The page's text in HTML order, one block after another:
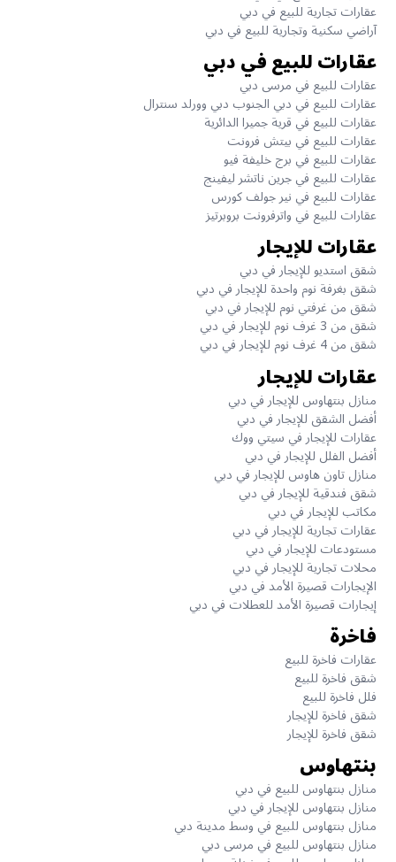
عقارات تجارية للبيع في دبي
آراضي سكنية وتجارية للبيع في دبي
عقارات للبيع في دبي
عقارات للبيع في مرسى دبي
عقارات للبيع في دبي الجنوب دبي وورلد سنترال
عقارات للبيع في قرية جميرا الدائرية
عقارات للبيع في بيتش فرونت
عقارات للبيع في برج خليفة فيو
عقارات للبيع في جرين ناتشر ليفينج
عقارات للبيع في نير جولف كورس
عقارات للبيع في واترفرونت بروبرتيز
عقارات للإيجار
شقق استديو للإيجار في دبي
شقق بغرفة نوم واحدة للإيجار في دبي
شقق من غرفتي نوم للإيجار في دبي
شقق من 3 غرف نوم للإيجار في دبي
شقق من 4 غرف نوم للإيجار في دبي
عقارات للإيجار
منازل بنتهاوس للإيجار في دبي
أفضل الشقق للإيجار في دبي
عقارات للإيجار في سيتي ووك
أفضل الفلل للإيجار في دبي
منازل تاون هاوس للإيجار في دبي
شقق فندقية للإيجار في دبي
مكاتب للإيجار في دبي
عقارات تجارية للإيجار في دبي
مستودعات للإيجار في دبي
محلات تجارية للإيجار في دبي
الإيجارات قصيرة الأمد في دبي
إيجارات قصيرة الأمد للعطلات في دبي
فاخرة
عقارات فاخرة للبيع
شقق فاخرة للبيع
فلل فاخرة للبيع
شقق فاخرة للإيجار
شقق فاخرة للإيجار
بنتهاوس
منازل بنتهاوس للبيع في دبي
منازل بنتهاوس للإيجار في دبي
منازل بنتهاوس للبيع في وسط مدينة دبي
منازل بنتهاوس للبيع في مرسى دبي